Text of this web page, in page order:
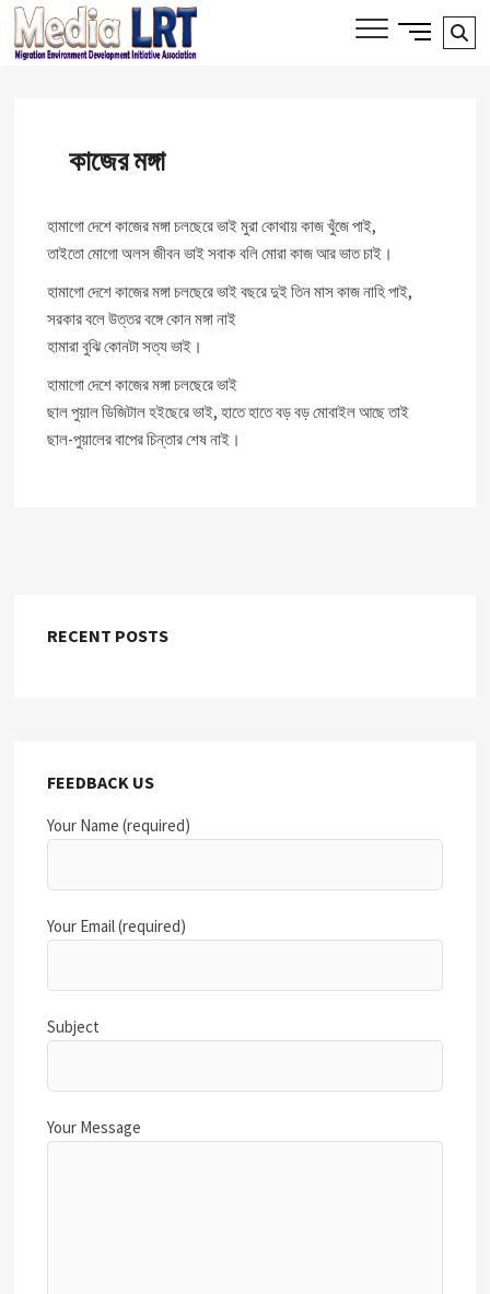
Skip
content
MIGRATION, ENVIRONMENT AND
Side
Menu
কাজের মঙ্গা
হামাগো দেশে কাজের মঙ্গা চলছেরে ভাই মুরা কোথায় কাজ খুঁজে পাই,
তাইতো মোগো অলস জীবন ভাই সবাক বলি মোরা কাজ আর ভাত চাই।
হামাগো দেশে কাজের মঙ্গা চলছেরে ভাই বছরে দুই তিন মাস কাজ নাহি পাই,
সরকার বলে উত্তর বঙ্গে কোন মঙ্গা নাই
হামারা বুঝি কোনটা সত্য ভাই।
হামাগো দেশে কাজের মঙ্গা চলছেরে ভাই
ছাল পুয়াল ডিজিটাল হইছেরে ভাই, হাতে হাতে বড় বড় মোবাইল আছে তাই
ছাল-পুয়ালের বাপের চিন্তার শেষ নাই।
RECENT POSTS
FEEDBACK US
Your Name (required)
Your Email (required)
Subject
Your Message